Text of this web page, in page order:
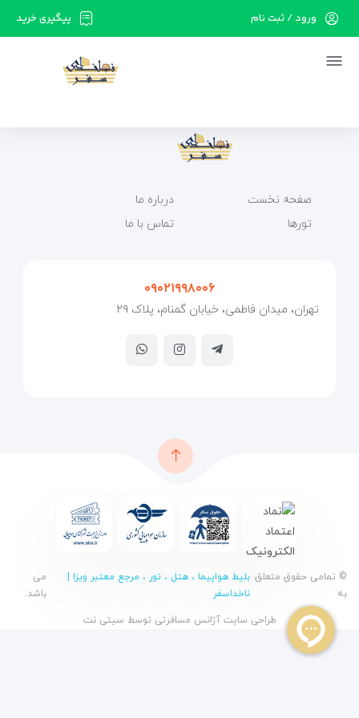
در حال حاضر ارتباط با سرور قطع می باشد لطفا
پیگیری خرید ورود / ثبت نام
صفحه نخست
تورها
درباره ما
تماس با ما
۰۹۰۲۱۹۹۸۰۰۶
تهران، میدان فاطمی، خیابان گمنام، پلاک ۲۹
© تمامی حقوق متعلق
به
بلیط هواپیما ، هتل ، تور ، مرجع معتبر ویزا |
ناخداسفر
می
باشد.
طراحی سایت آژانس مسافرتی توسط سیتی نت